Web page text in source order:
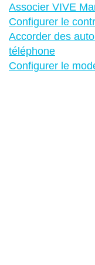
Associer VIVE
Configurer le
Accorder des
téléphone
Configurer le